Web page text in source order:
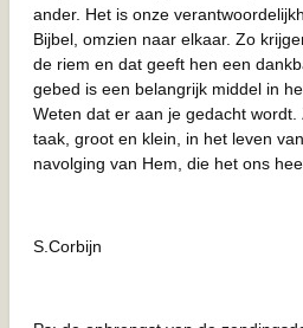
ander. Het is onze
Bijbel, omzien naar elkaar. Zo
de riem en dat geeft hen een
gebed is een belangrijk middel in
Weten dat er aan je gedacht
taak, groot en klein, in het leven
navolging van Hem, die het ons
S.Corbijn